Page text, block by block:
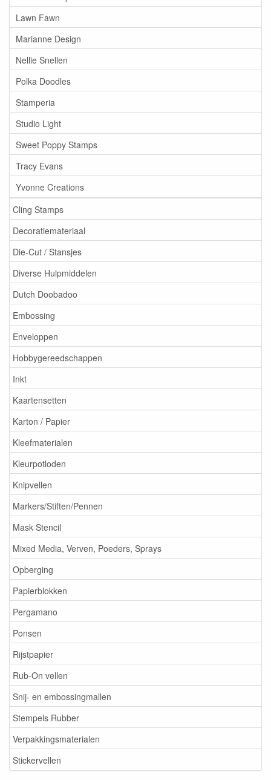
Lawn Fawn
Marianne Design
Nellie Snellen
Polka Doodles
Stamperia
Studio Light
Sweet Poppy Stamps
Tracy Evans
Yvonne Creations
Cling Stamps
Decoratiemateriaal
Die-Cut / Stansjes
Diverse Hulpmiddelen
Dutch Doobadoo
Embossing
Enveloppen
Hobbygereedschappen
Inkt
Kaartensetten
Karton / Papier
Kleefmaterialen
Kleurpotloden
Knipvellen
Markers/Stiften/Pennen
Mask Stencil
Mixed Media, Verven, Poeders, Sprays
Opberging
Papierblokken
Pergamano
Ponsen
Rijstpapier
Rub-On vellen
Snij- en embossingmallen
Stempels Rubber
Verpakkingsmaterialen
Stickervellen